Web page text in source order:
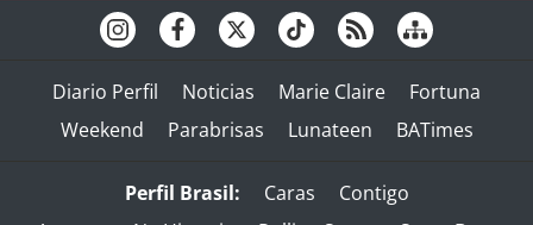
Diario Perfil Noticias Marie Claire
Fortuna
Weekend
Parabrisas Lunateen BATimes
Perfil Brasil: Caras
Contigo